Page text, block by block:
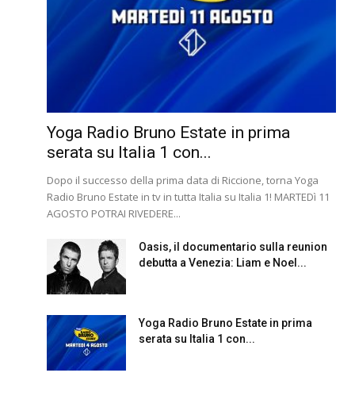
Yoga Radio Bruno Estate in prima
serata su Italia 1 con...
Dopo il successo della prima data di Riccione, torna Yoga
Radio Bruno Estate in tv in tutta Italia su Italia 1! MARTEDì 11
AGOSTO POTRAI RIVEDERE...
Oasis, il documentario sulla reunion
debutta a Venezia: Liam e Noel...
Yoga Radio Bruno Estate in prima
serata su Italia 1 con...